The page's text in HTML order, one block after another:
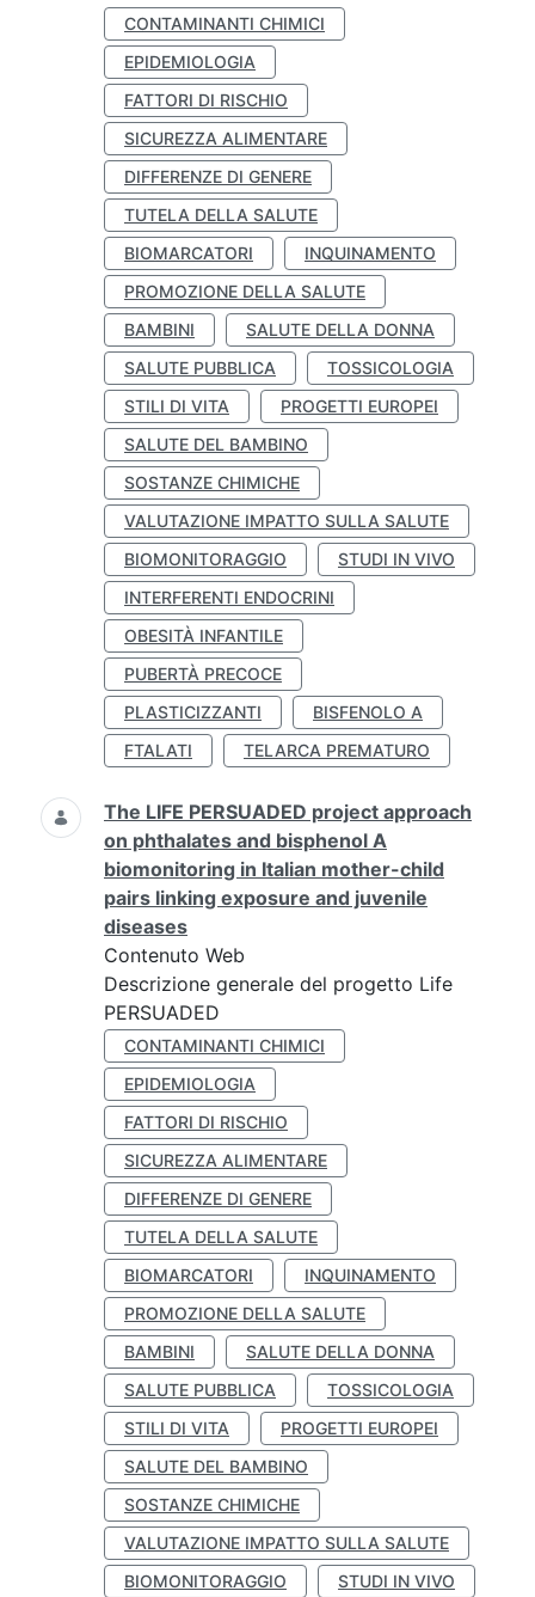
CONTAMINANTI CHIMICI
EPIDEMIOLOGIA
FATTORI DI RISCHIO
SICUREZZA ALIMENTARE
DIFFERENZE DI GENERE
TUTELA DELLA SALUTE
BIOMARCATORI
INQUINAMENTO
PROMOZIONE DELLA SALUTE
BAMBINI
SALUTE DELLA DONNA
SALUTE PUBBLICA
TOSSICOLOGIA
STILI DI VITA
PROGETTI EUROPEI
SALUTE DEL BAMBINO
SOSTANZE CHIMICHE
VALUTAZIONE IMPATTO SULLA SALUTE
BIOMONITORAGGIO
STUDI IN VIVO
INTERFERENTI ENDOCRINI
OBESITÀ INFANTILE
PUBERTÀ PRECOCE
PLASTICIZZANTI
BISFENOLO A
FTALATI
TELARCA PREMATURO
The LIFE PERSUADED project approach
on phthalates and bisphenol A
biomonitoring in Italian mother-child
pairs linking exposure and juvenile
diseases
Contenuto Web
Descrizione generale del progetto Life
PERSUADED
CONTAMINANTI CHIMICI
EPIDEMIOLOGIA
FATTORI DI RISCHIO
SICUREZZA ALIMENTARE
DIFFERENZE DI GENERE
TUTELA DELLA SALUTE
BIOMARCATORI
INQUINAMENTO
PROMOZIONE DELLA SALUTE
BAMBINI
SALUTE DELLA DONNA
SALUTE PUBBLICA
TOSSICOLOGIA
STILI DI VITA
PROGETTI EUROPEI
SALUTE DEL BAMBINO
SOSTANZE CHIMICHE
VALUTAZIONE IMPATTO SULLA SALUTE
BIOMONITORAGGIO
STUDI IN VIVO